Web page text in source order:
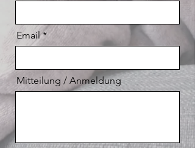
Email
Mitteilung / Anmeldung